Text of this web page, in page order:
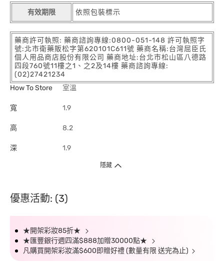
有效期限 依照包裝標示
藥商許可執照: 藥商諮詢專線:0800-051-148 許可執照字
號:北市衛藥販松字第620101C611號 藥商名稱:台灣屈臣氏
個人用品商店股份有限公司 藥商地址:台北市松山區八德路
四段760號11樓之1、之2及14樓 藥商諮詢專線:
(02)27421234
How To Store
室溫
寬 1.9
高 8.2
深 1.9
隱藏
優惠活動: (3)
★開架彩妝85折★
★匯豐銀行週四滿$888加贈30000點★
凡購買開架彩妝滿$600即贈好禮 (數量有限 送完為止)